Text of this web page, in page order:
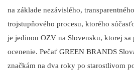
na základe nezávislého,
trojstupňového procesu, ktorého
je jedinou OZV na Slovensku, ktorej
ocenenie. Pečať GREEN BRANDS
značkám na dva roky po starostlivom